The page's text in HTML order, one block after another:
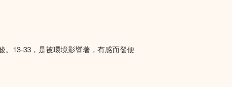
。13-33，是被環境影響著，有感而發便